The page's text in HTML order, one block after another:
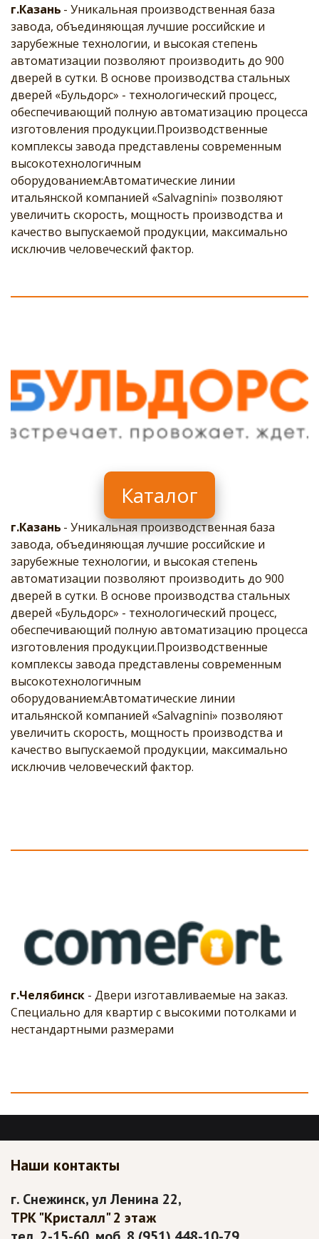
г.Казань - Уникальная производственная база
завода, объединяющая лучшие российские и
зарубежные технологии, и высокая степень
автоматизации позволяют производить до 900
дверей в сутки. В основе производства стальных
дверей «Бульдорс» - технологический процесс,
обеспечивающий полную автоматизацию процесса
изготовления продукции.Производственные
комплексы завода представлены современным
высокотехнологичным
оборудованием:Автоматические линии
итальянской компанией «Salvagnini» позволяют
увеличить скорость, мощность производства и
качество выпускаемой продукции, максимально
исключив человеческий фактор.
Каталог
г.Казань - Уникальная производственная база
завода, объединяющая лучшие российские и
зарубежные технологии, и высокая степень
автоматизации позволяют производить до 900
дверей в сутки. В основе производства стальных
дверей «Бульдорс» - технологический процесс,
обеспечивающий полную автоматизацию процесса
изготовления продукции.Производственные
комплексы завода представлены современным
высокотехнологичным
оборудованием:Автоматические линии
итальянской компанией «Salvagnini» позволяют
увеличить скорость, мощность производства и
качество выпускаемой продукции, максимально
исключив человеческий фактор.
г.Челябинск - Двери изготавливаемые на заказ.
Специально для квартир с высокими потолками и
нестандартными размерами
Наши контакты
г. Снежинск, ул Ленина 22,
ТРК "Кристалл" 2 этаж